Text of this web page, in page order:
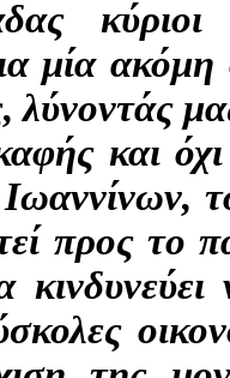
μία
λύνοντάς
και
προς το